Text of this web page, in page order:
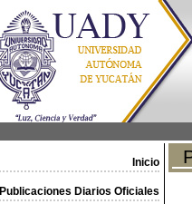
Inicio
Publicaciones Diarios Oficiales